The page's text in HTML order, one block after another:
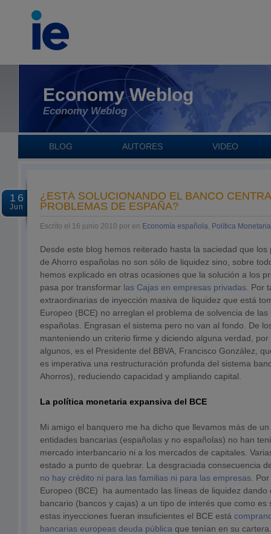
Economy Weblog
Economy Weblog
BLOG AUTORES VIDEO
16
Jun
¿ESTÁ SOLUCIONANDO EL BANCO
PROBLEMAS DE ESPAÑA?
Escrito el 16 junio 2010 por en Economía española, Política Monetaria
Desde este blog hemos reiterado hasta la saciedad que
de Ahorro españolas no son sólo de liquidez sino, sobre
hemos explicado en otras ocasiones que la solución a los
pasa por transformar las Cajas en empresas privadas. Por
extraordinarias de inyección masiva de liquidez que está
Europeo (BCE) no arreglan el problema de solvencia de las
españolas. Engrasan el sistema pero no van al fondo. De
manteniendo un criterio firme y diciendo alguna verdad,
algunos, es el Presidente del BBVA, Francisco González,
es imperativa una restructuración profunda del sistema
Ahorros), reduciendo capacidad y ampliando capital.
La política monetaria expansiva del BCE
Mi amigo el banquero me ha dicho que llevamos más de
entidades bancarias (españolas y no españolas) no han
mercado interbancario ni a los mercados de capitales.
estado a punto de quebrar. La desgraciada consecuencia
no hay crédito ni para las familias ni para las empresas .
Europeo (BCE) ha aumentado las líneas de liquidez dando
bancario (bancos y cajas) a un tipo de interés que como es
estas inyecciones fueran insuficientes el BCE está
bancarias europeas deuda pública que tenían en su cartera.